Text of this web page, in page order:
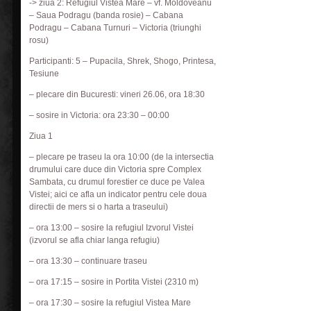
-> ziua 2: Refugiul Vistea Mare – vf. Moldoveanu
– Saua Podragu (banda rosie) – Cabana
Podragu – Cabana Turnuri – Victoria (triunghi
rosu)
Participanti: 5 – Pupacila, Shrek, Shogo, Printesa,
Tesiune
– plecare din Bucuresti: vineri 26.06, ora 18:30
– sosire in Victoria: ora 23:30 – 00:00
Ziua 1
– plecare pe traseu la ora 10:00 (de la intersectia
drumului care duce din Victoria spre Complex
Sambata, cu drumul forestier ce duce pe Valea
Vistei; aici ce afla un indicator pentru cele doua
directii de mers si o harta a traseului)
– ora 13:00 – sosire la refugiul Izvorul Vistei
(izvorul se afla chiar langa refugiu)
– ora 13:30 – continuare traseu
– ora 17:15 – sosire in Portita Vistei (2310 m)
– ora 17:30 – sosire la refugiul Vistea Mare